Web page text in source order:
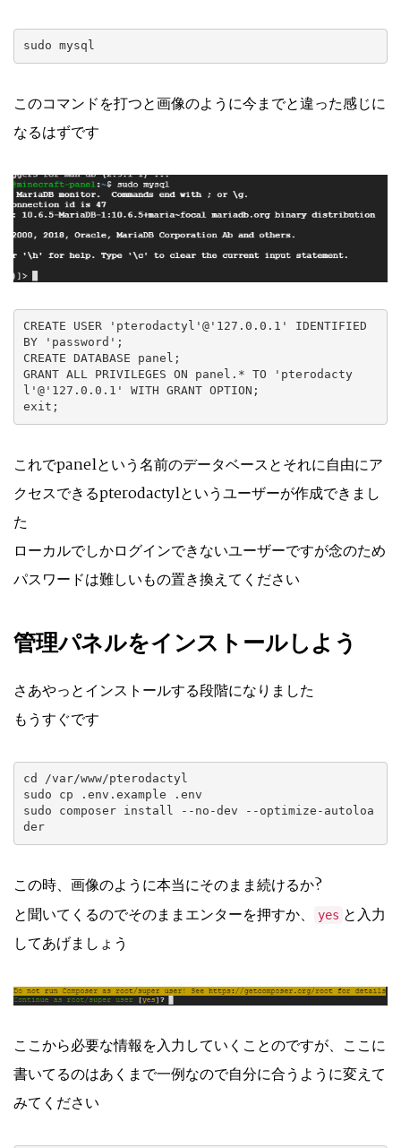
sudo mysql
このコマンドを打つと画像のように今までと違った感じに
なるはずです
CREATE USER 'pterodactyl'@'127.0.0.1' IDENTIFIED
BY 'password';
CREATE DATABASE panel;
GRANT ALL PRIVILEGES ON panel.* TO 'pterodacty
l'@'127.0.0.1' WITH GRANT OPTION;
exit;
これでpanelという名前のデータベースとそれに自由にア
クセスできるpterodactylというユーザーが作成できまし
た
ローカルでしかログインできないユーザーですが念のため
パスワードは難しいもの置き換えてください
管理パネルをインストールしよう
さあやっとインストールする段階になりました
もうすぐです
cd /var/www/pterodactyl
sudo cp .env.example .env
sudo composer install --no-dev --optimize-autoloa
der
この時、画像のように本当にそのまま続けるか?
と聞いてくるのでそのままエンターを押すか、
yes と入力
してあげましょう
ここから必要な情報を入力していくことのですが、ここに
書いてるのはあくまで一例なので自分に合うように変えて
みてください